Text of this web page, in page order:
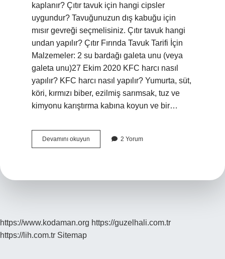
kaplanır? Çıtır tavuk için hangi cipsler
uygundur? Tavuğunuzun dış kabuğu için
mısır gevreği seçmelisiniz. Çıtır tavuk hangi
undan yapılır? Çıtır Fırında Tavuk Tarifi İçin
Malzemeler: 2 su bardağı galeta unu (veya
galeta unu)27 Ekim 2020 KFC harcı nasıl
yapılır? KFC harcı nasıl yapılır? Yumurta, süt,
köri, kırmızı biber, ezilmiş sarımsak, tuz ve
kimyonu karıştırma kabına koyun ve bir…
Devamını okuyun
Tavuk
2 Yorum
https://www.kodaman.org https://guzelhali.com.tr
https://lih.com.tr Sitemap